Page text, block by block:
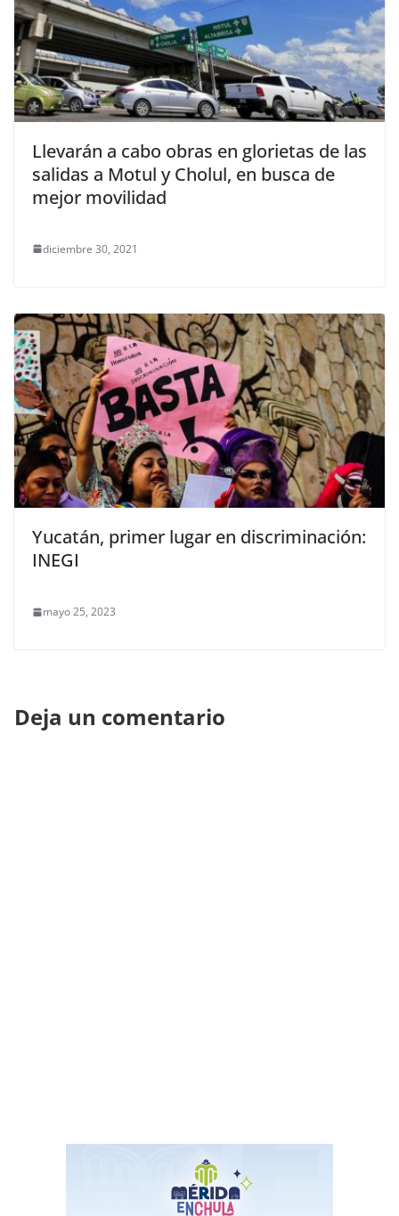
Llevarán a cabo obras en glorietas de las
salidas a Motul y Cholul, en busca de
mejor movilidad
diciembre 30, 2021
Yucatán, primer lugar en discriminación:
INEGI
mayo 25, 2023
Deja un comentario